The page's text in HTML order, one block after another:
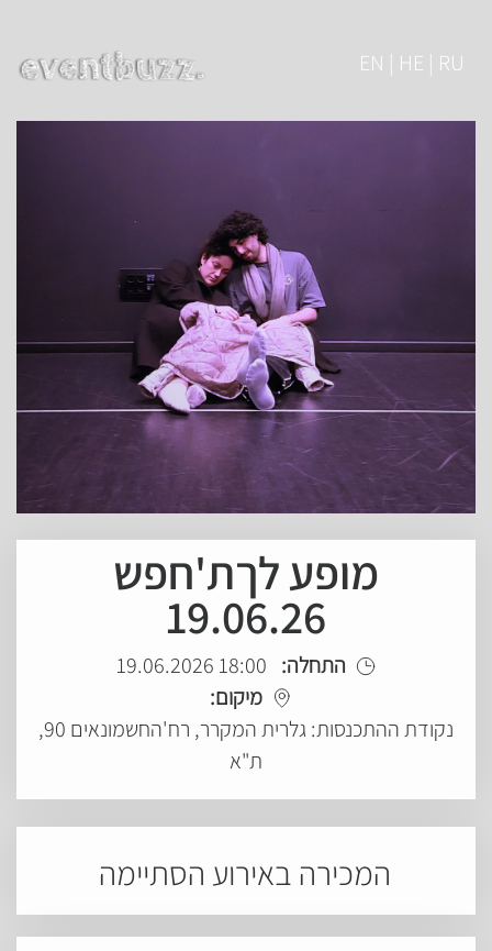
EN | HE | RU
מופע לךת'חפש
19.06.26
התחלה: 18:00 19.06.2026
מיקום:
נקודת ההתכנסות: גלרית המקרר, רח'החשמונאים 90,
ת"א
המכירה באירוע הסתיימה